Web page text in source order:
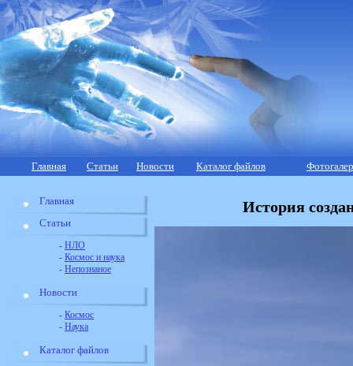
Главная Статьи Новости Каталог файлов
Главная
Статьи
- НЛО
- Космос и наука
- Непознаное
Новости
- Космос
- Наука
Каталог файлов
История